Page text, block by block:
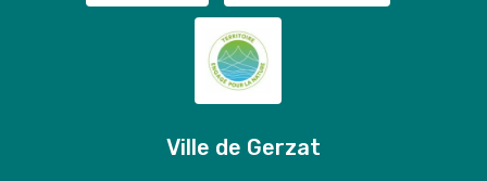
Ville de Gerzat